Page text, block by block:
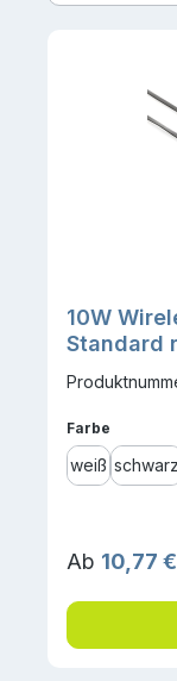
10W
Standard
Farbe
weiß schwarz
Regulärer
Ab 10,77 €